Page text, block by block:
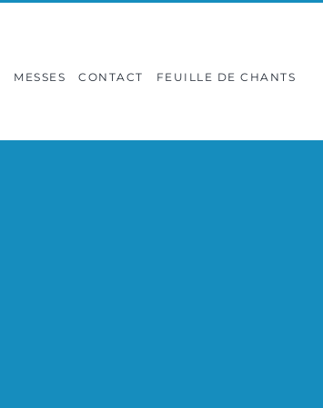
MESSES CONTACT FEUILLE DE CHANTS